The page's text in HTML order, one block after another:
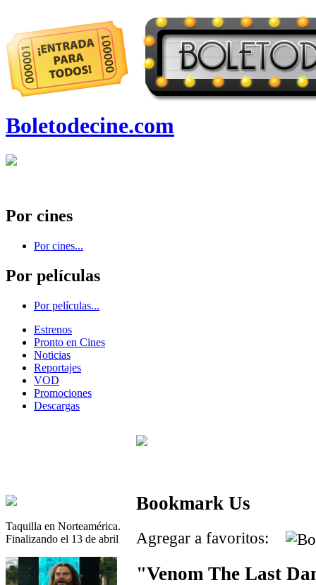
Boletodecine.com
Por cines
Por cines...
Por películas
Por películas...
Estrenos
Pronto en Cines
Noticias
Reportajes
VOD
Promociones
Descargas
Taquilla en Norteamérica.
Finalizando el 13 de abril
Bookmark Us
Agregar a favoritos:
"Venom The Last